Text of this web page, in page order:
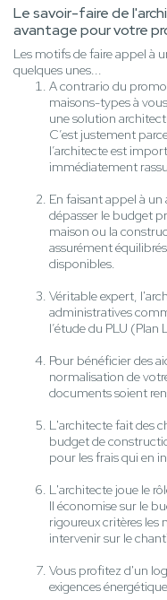
Le savoir-faire de
avantage pour votre
Les motifs de faire appel à
quelques unes...
A contrario du
maisons-types à
une solution
C’est justement
l’architecte est
immédiatement
En faisant appel à
dépasser le budget
maison ou la
assurément
disponibles.
Véritable expert,
administratives
l’étude du PLU (Plan
Pour bénéficier des
normalisation de
documents soient
L'architecte fait des
budget de
pour les frais qui en
L'architecte joue le
Il économise sur le
rigoureux critères
intervenir sur le
Vous profitez d'un
exigences